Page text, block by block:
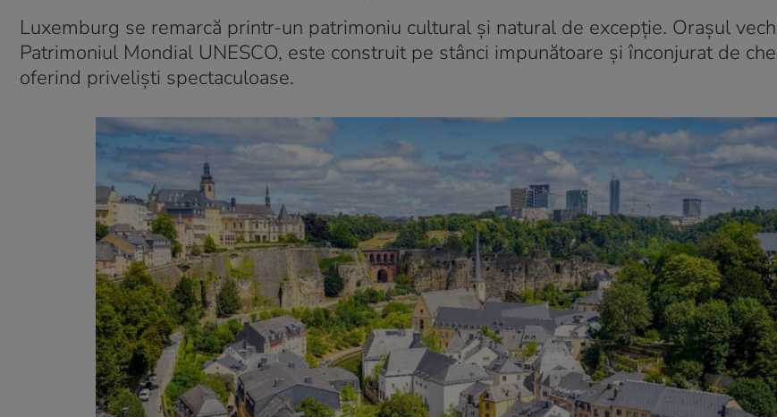
Luxemburg se remarcă printr-un patrimoniu cultural și natural de excepție. Orașul
Patrimoniul Mondial UNESCO, este construit pe stânci impunătoare și înconjurat de
oferind priveliști spectaculoase.